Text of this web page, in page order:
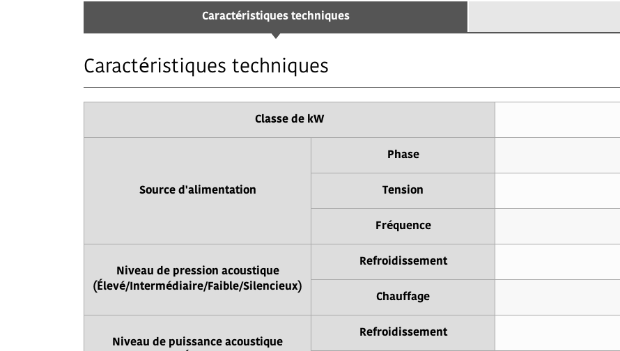
Caractéristiques techniques
Caractéristiques techniques
Classe de kW
Source d'alimentation
Phase
Tension
Fréquence
Niveau de pression acoustique
(Élevé/Intermédiaire/Faible/Silencieux)
Refroidissement
Chauffage
Niveau de puissance acoustique
Refroidissement